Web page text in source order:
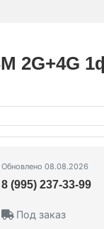
2G+4G
Обновлено 08.08.2026
8 (995) 237-33-99
Под заказ